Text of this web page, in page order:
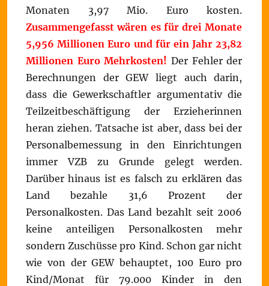
Monaten 3,97 Mio. Euro kosten.
Zusammengefasst wären es für drei Monate
5,956 Millionen Euro und für ein Jahr 23,82
Millionen Euro Mehrkosten! Der Fehler der
Berechnungen der GEW liegt auch darin,
dass die Gewerkschaftler argumentativ die
Teilzeitbeschäftigung der Erzieherinnen
heran ziehen. Tatsache ist aber, dass bei der
Personalbemessung in den Einrichtungen
immer VZB zu Grunde gelegt werden.
Darüber hinaus ist es falsch zu erklären das
Land bezahle 31,6 Prozent der
Personalkosten. Das Land bezahlt seit 2006
keine anteiligen Personalkosten mehr
sondern Zuschüsse pro Kind. Schon gar nicht
wie von der GEW behauptet, 100 Euro pro
Kind/Monat für 79.000 Kinder in den